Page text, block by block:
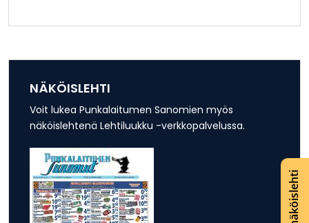
NÄKÖISLEHTI
Voit lukea Punkalaitumen Sanomien myös
näköislehtenä Lehtiluukku -verkkopalvelussa.